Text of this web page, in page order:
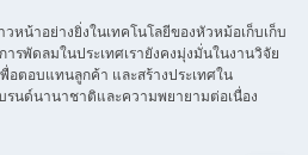
หน้าอย่างยิ่งในเทคโนโลยีของหัวหม้อเก็บเก็บ
รพัดลมในประเทศเรายังคงมุ่งมั่นในงานวิจัย
ตอบแทนลูกค้า และสร้างประเทศใน
นด์นานาชาติและความพยายามต่อเนื่อง